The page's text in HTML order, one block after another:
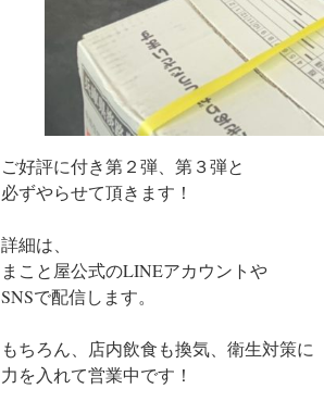
ご好評に付き第２弾、第３弾と
必ずやらせて頂きます！
詳細は、
まこと屋公式のLINEアカウントや
SNSで配信します。
もちろん、店内飲食も換気、衛生対策に
力を入れて営業中です！